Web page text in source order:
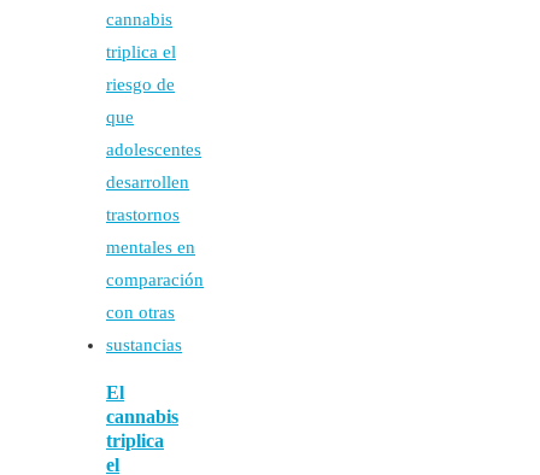
El
cannabis
triplica
el